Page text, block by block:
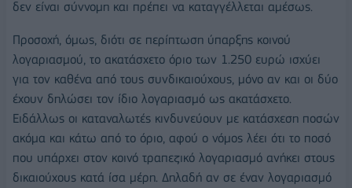
δεν είναι σύννομη και πρέπει να καταγγέλλεται αμέσως.
Προσοχή, όμως, διότι σε περίπτωση ύπαρξης κοινού
λογαριασμού, το ακατάσχετο όριο των 1.250 ευρώ ισχύει
για τον καθένα από τους συνδικαιούχους, μόνο αν και οι δύο
έχουν δηλώσει τον ίδιο λογαριασμό ως ακατάσχετο.
Ειδάλλως οι καταναλωτές κινδυνεύουν με κατάσχεση ποσών
ακόμα και κάτω από το όριο, αφού ο νόμος λέει ότι το ποσό
που υπάρχει στον κοινό τραπεζικό λογαριασμό ανήκει στους
δικαιούχους κατά ίσα μέρη. Δηλαδή αν σε έναν λογαριασμό